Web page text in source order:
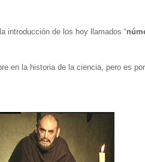
introducción de los hoy llamados “
en la historia de la ciencia, pero es